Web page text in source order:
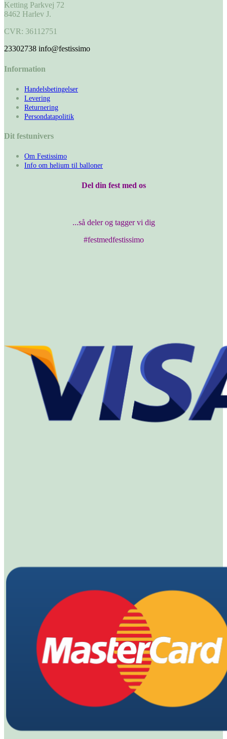
Ketting Parkvej 72
8462 Harlev J.
CVR: 36112751
23302738 info@festissimo
Information
Handelsbetingelser
Levering
Returnering
Persondatapolitik
Dit festunivers
Om Festissimo
Info om helium til balloner
Del din fest med os
...så deler og tagger vi dig
#festmedfestissimo